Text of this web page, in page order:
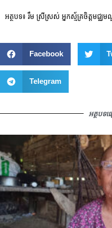
អត្ថបទ៖ រឹម ស្រីស្រស់ អ្នកស្ម័គ្រចិត្តមជ្ឈម
Facebook
Telegram
អត្ថបទផ្